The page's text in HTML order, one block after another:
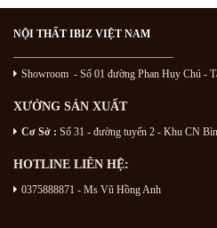
NỘI THẤT IBIZ VIỆT NAM
———————————————
Showroom - Số 01 đường Phan Huy Chú -
XƯỞNG SẢN XUẤT
Cơ Sở : Số 31 - đường tuyến 2 - Khu CN
HOTLINE LIÊN HỆ:
0375888871 - Ms Vũ Hồng Anh